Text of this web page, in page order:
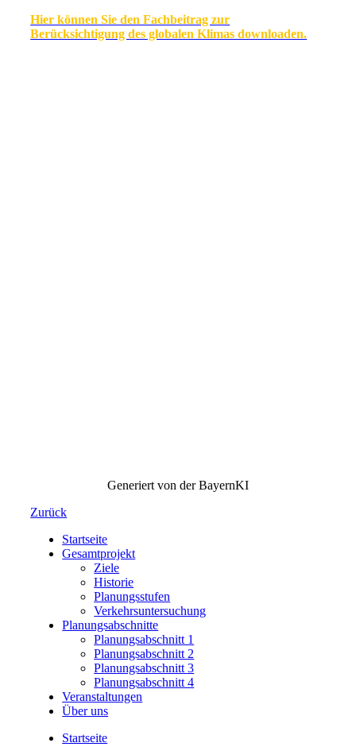
Hier können Sie den Fachbeitrag zur
Berücksichtigung des globalen Klimas downloaden.
Generiert von der BayernKI
Zurück
Startseite
Gesamtprojekt
Ziele
Historie
Planungsstufen
Verkehrsuntersuchung
Planungsabschnitte
Planungsabschnitt 1
Planungsabschnitt 2
Planungsabschnitt 3
Planungsabschnitt 4
Veranstaltungen
Über uns
Startseite